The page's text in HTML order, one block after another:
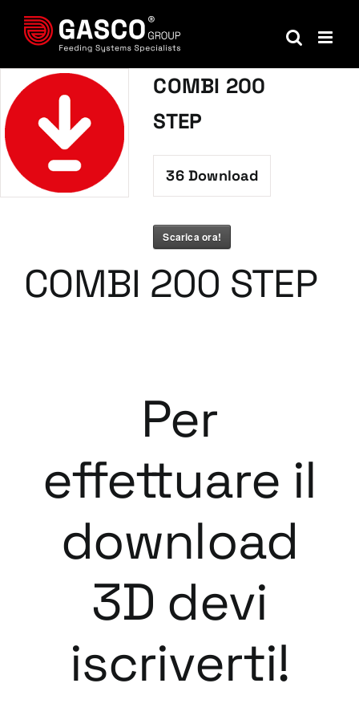
contenuto
COMBI 200
STEP
36Download
Scarica ora!
COMBI 200 STEP
Per
effettuare il
download
3D devi
iscriverti!